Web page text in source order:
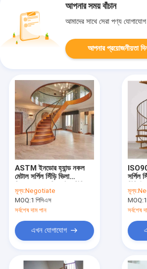
আপনার সময় বাঁচান
আমাদের সাথে সেরা পণ্য
আপনার প্রয়োজনীয়তা
ASTM ইনডোর হ্যান্ড নকল
মেটাল সর্পিল সিঁড়ি ভিলা
মূল্য:Negotiate
MOQ:1 পিসিএস
সর্বশেষ দাম পান
এখন যোগাযোগ
সর্পিল
মূল্য:
MOQ:
সর্বশেষ